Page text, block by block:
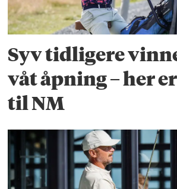
Syv tidligere
våt åpning – her
til NM